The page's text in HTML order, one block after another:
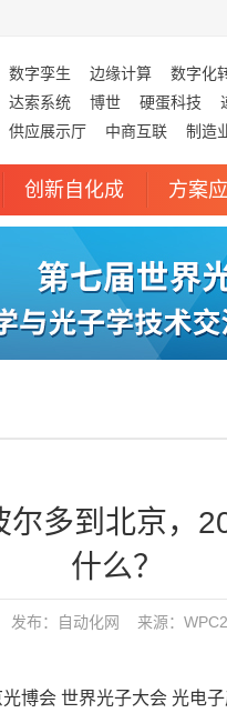
数字孪生 边缘计算 数字化
达索系统 博世 硬蛋科技
供应展示厅 中商互联 制造
创新自化成 方案
多到北京，
什么？
布： 自动化网 来源：
博会 世界光子大会 光电子